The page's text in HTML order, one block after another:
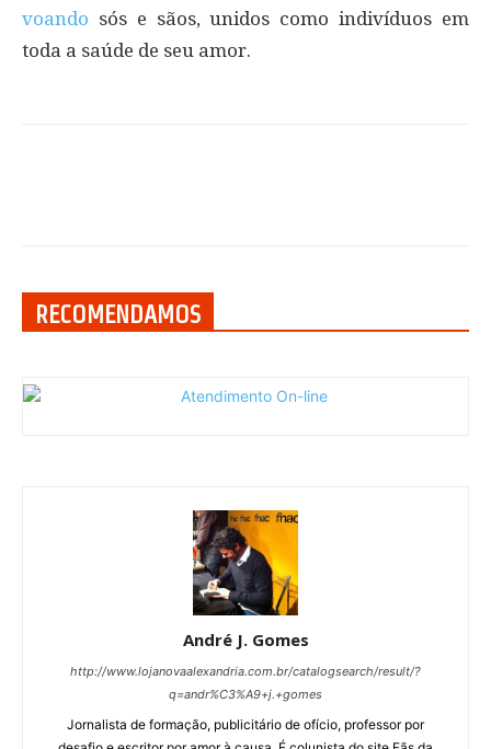
voando sós e sãos, unidos como indivíduos em
toda a saúde de seu amor.
RECOMENDAMOS
André J. Gomes
http://www.lojanovaalexandria.com.br/catalogsearch/result/?
q=andr%C3%A9+j.+gomes
Jornalista de formação, publicitário de ofício, professor por